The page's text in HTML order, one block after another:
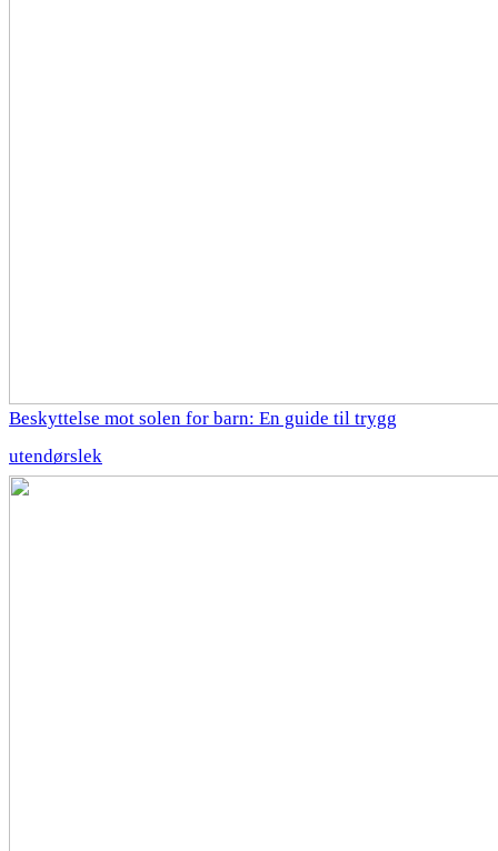
Beskyttelse mot solen for barn: En guide til trygg
utendørslek